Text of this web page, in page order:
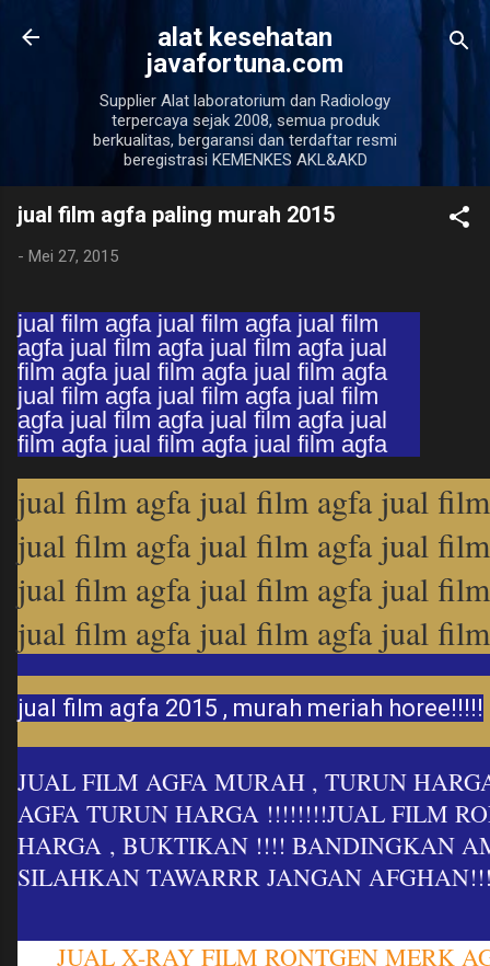
Langsung ke konten
alat kesehatan
javafortuna.com
Supplier Alat laboratorium dan Radiology
terpercaya sejak 2008, semua produk
berkualitas, bergaransi dan terdaftar resmi
beregistrasi KEMENKES AKL&AKD
jual film agfa paling murah 2015
- Mei 27, 2015
jual film agfa jual film agfa jual film
agfa jual film agfa jual film agfa jual
film agfa jual film agfa jual film agfa
jual film agfa jual film agfa jual film
agfa jual film agfa jual film agfa jual
film agfa jual film agfa jual film agfa
jual film agfa jual film agfa jual
jual film agfa jual film agfa jual
jual film agfa jual film agfa jual
jual film agfa jual film agfa jual
jual film agfa 2015 , murah meriah horee!!!!!
JUAL FILM AGFA MURAH , TURUN
AGFA TURUN HARGA !!!!!!!!JUAL FILM
HARGA , BUKTIKAN !!!! BANDINGKAN
SILAHKAN TAWARRR JANGAN
JUAL X-RAY FILM RONTGEN MERK